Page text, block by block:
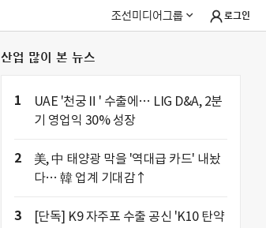
조선미디어그룹 로그인
산업 많이 본 뉴스